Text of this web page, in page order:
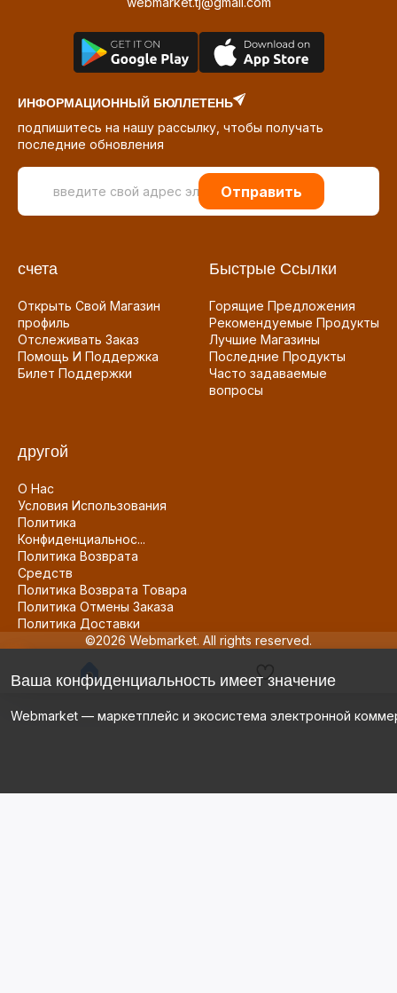
ИНФОРМАЦИОННЫЙ БЮЛЛЕТЕНЬ
подпишитесь на нашу рассылку, чтобы получать
последние обновления
Отправить
счета
Открыть Свой Магазин
профиль
Отслеживать Заказ
Помощь И Поддержка
Билет Поддержки
Быстрые Ссылки
Горящие Предложения
Рекомендуемые Продукты
Лучшие Магазины
Последние Продукты
Часто задаваемые
вопросы
другой
О Нас
Условия Использования
Политика
Конфиденциальнос...
Политика Возврата
Средств
Политика Возврата Товара
Политика Отмены Заказа
Политика Доставки
©2026 Webmarket. All rights reserved.
Ваша конфиденциальность имеет значение
Webmarket — маркетплейс и экосистема электронной